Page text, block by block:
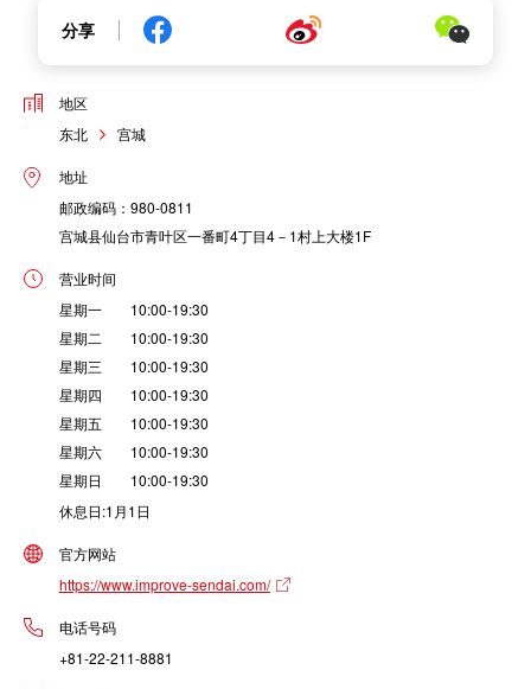
分享
地区
东北
宫城
地址
邮政编码：980-0811
宫城县仙台市青叶区一番町4丁目4－1村上大楼1F
营业时间
星期一 10:00-19:30
星期二 10:00-19:30
星期三 10:00-19:30
星期四 10:00-19:30
星期五 10:00-19:30
星期六 10:00-19:30
星期日 10:00-19:30
休息日:1月1日
官方网站
https://www.improve-sendai.com/
电话号码
+81-22-211-8881